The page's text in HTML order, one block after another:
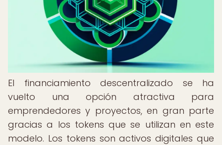
El financiamiento descentralizado se ha
vuelto una opción atractiva para
emprendedores y proyectos, en gran parte
gracias a los tokens que se utilizan en este
modelo. Los tokens son activos digitales que